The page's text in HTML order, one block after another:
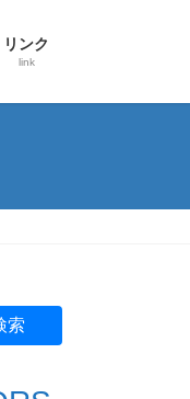
リンク
link